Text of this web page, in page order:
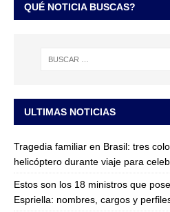
QUÉ NOTICIA BUSCAS?
ULTIMAS NOTICIAS
Tragedia familiar en Brasil: tres
helicóptero durante viaje para
Estos son los 18 ministros que
Espriella: nombres, cargos y